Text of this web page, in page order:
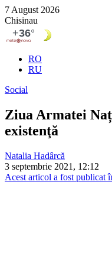
7 August 2026
Chisinau
RO
RU
Social
Ziua Armatei
existenţă
Natalia Hadârcă
3 septembrie 2021, 12:12
Acest articol a fost publicat